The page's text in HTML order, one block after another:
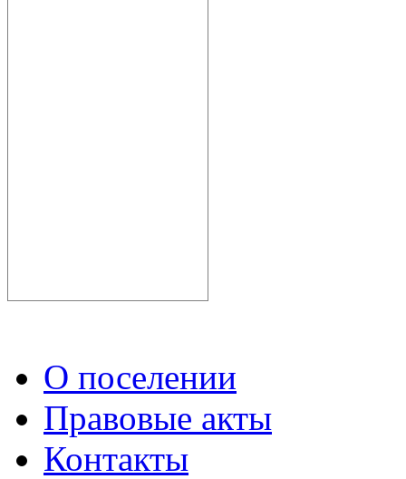
О поселении
Правовые акты
Контакты